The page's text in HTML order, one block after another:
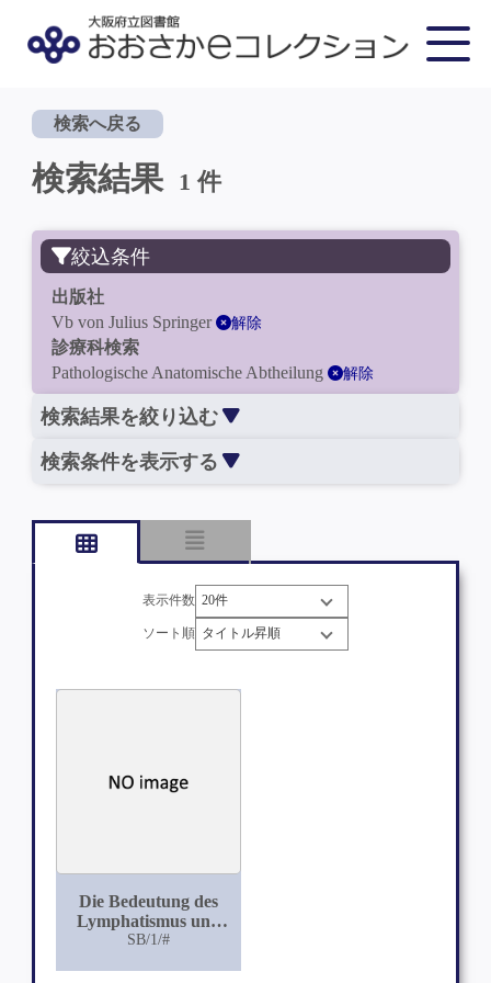
検索へ戻る
検索結果 1 件
絞込条件
出版社
Vb von Julius Springer
解除
診療科検索
Pathologische Anatomische Abtheilung
解除
検索結果を絞り込む
検索条件を表示する
表示件数
ソート順
Die Bedeutung des
Lymphatismus und
anderer
SB/1/#